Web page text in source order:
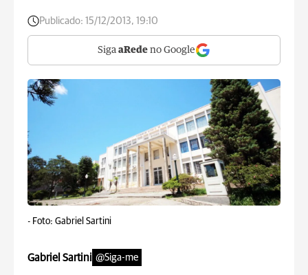
Publicado: 15/12/2013, 19:10
Siga aRede no Google
- Foto: Gabriel Sartini
Gabriel Sartini @Siga-me